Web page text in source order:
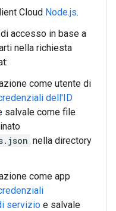
Cloud Node.js.
accesso in base a
nella richiesta
come utente di
dell'ID
salvale come file
nella directory
come app
servizio e salvale